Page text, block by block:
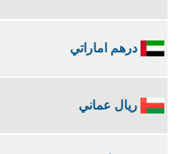
درهم اماراتي
ريال عماني